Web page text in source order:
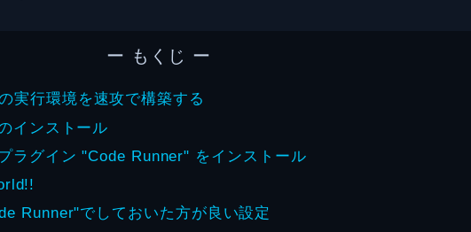
ー もくじ ー
実行環境を速攻で構築する
インストール
ラグイン "Code Runner" をインストール
Runner"でしておいた方が良い設定